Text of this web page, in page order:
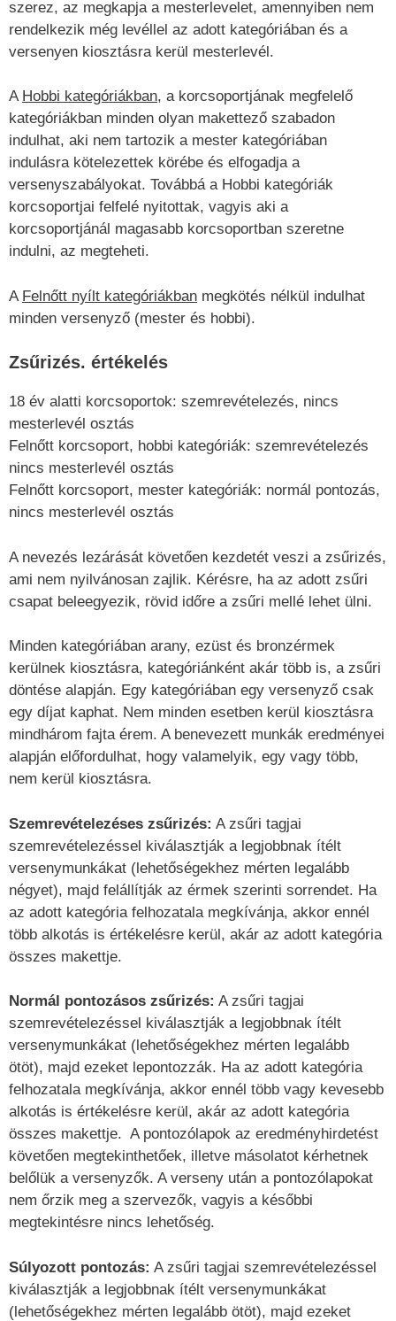
szerez, az megkapja a mesterlevelet, amennyiben nem
rendelkezik még levéllel az adott kategóriában és a
versenyen kiosztásra kerül mesterlevél.
A Hobbi kategóriákban, a korcsoportjának megfelelő
kategóriákban minden olyan makettező szabadon
indulhat, aki nem tartozik a mester kategóriában
indulásra kötelezettek körébe és elfogadja a
versenyszabályokat. Továbbá a Hobbi kategóriák
korcsoportjai felfelé nyitottak, vagyis aki a
korcsoportjánál magasabb korcsoportban szeretne
indulni, az megteheti.
A Felnőtt nyílt kategóriákban megkötés nélkül indulhat
minden versenyző (mester és hobbi).
Zsűrizés. értékelés
18 év alatti korcsoportok: szemrevételezés, nincs
mesterlevél osztás
Felnőtt korcsoport, hobbi kategóriák: szemrevételezés
nincs mesterlevél osztás
Felnőtt korcsoport, mester kategóriák: normál pontozás,
nincs mesterlevél osztás
A nevezés lezárását követően kezdetét veszi a zsűrizés,
ami nem nyilvánosan zajlik. Kérésre, ha az adott zsűri
csapat beleegyezik, rövid időre a zsűri mellé lehet ülni.
Minden kategóriában arany, ezüst és bronzérmek
kerülnek kiosztásra, kategóriánként akár több is, a zsűri
döntése alapján. Egy kategóriában egy versenyző csak
egy díjat kaphat. Nem minden esetben kerül kiosztásra
mindhárom fajta érem. A benevezett munkák eredményei
alapján előfordulhat, hogy valamelyik, egy vagy több,
nem kerül kiosztásra.
Szemrevételezéses zsűrizés: A zsűri tagjai
szemrevételezéssel kiválasztják a legjobbnak ítélt
versenymunkákat (lehetőségekhez mérten legalább
négyet), majd felállítják az érmek szerinti sorrendet. Ha
az adott kategória felhozatala megkívánja, akkor ennél
több alkotás is értékelésre kerül, akár az adott kategória
összes makettje.
Normál pontozásos zsűrizés: A zsűri tagjai
szemrevételezéssel kiválasztják a legjobbnak ítélt
versenymunkákat (lehetőségekhez mérten legalább
ötöt), majd ezeket lepontozzák. Ha az adott kategória
felhozatala megkívánja, akkor ennél több vagy kevesebb
alkotás is értékelésre kerül, akár az adott kategória
összes makettje. A pontozólapok az eredményhirdetést
követően megtekinthetőek, illetve másolatot kérhetnek
belőlük a versenyzők. A verseny után a pontozólapokat
nem őrzik meg a szervezők, vagyis a későbbi
megtekintésre nincs lehetőség.
Súlyozott pontozás: A zsűri tagjai szemrevételezéssel
kiválasztják a legjobbnak ítélt versenymunkákat
(lehetőségekhez mérten legalább ötöt), majd ezeket